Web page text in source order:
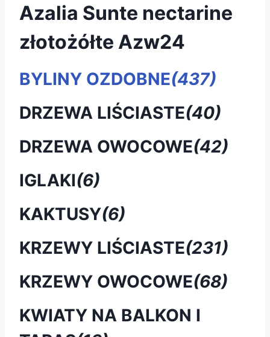
Azalia Sunte nectarine
złotożółte Azw24
BYLINY OZDOBNE(437)
DRZEWA LIŚCIASTE(40)
DRZEWA OWOCOWE(42)
IGLAKI(6)
KAKTUSY(6)
KRZEWY LIŚCIASTE(231)
KRZEWY OWOCOWE(68)
KWIATY NA BALKON I